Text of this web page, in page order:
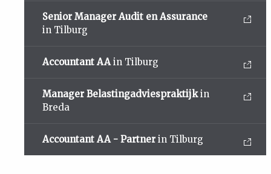
Senior Manager Audit en Assurance
in Tilburg
Accountant AA in Tilburg
Manager Belastingadviespraktijkin
Breda
Accountant AA - Partner in Tilburg